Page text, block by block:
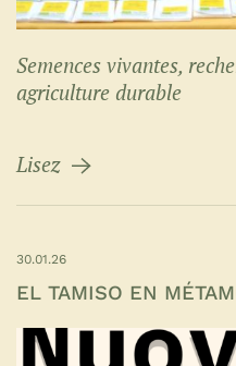
Semences vivantes,
agriculture durable
Lisez
30.01.26
EL TAMISO EN